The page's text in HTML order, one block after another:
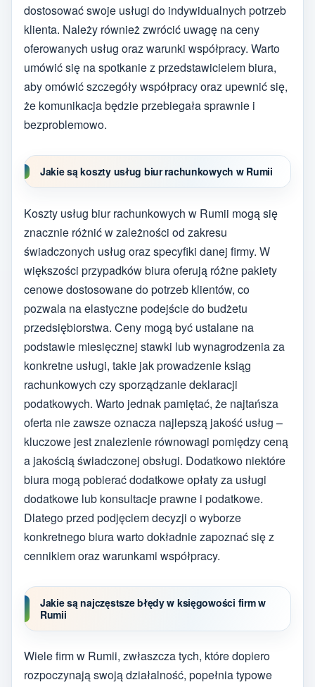
dostosować swoje usługi do indywidualnych potrzeb
klienta. Należy również zwrócić uwagę na ceny
oferowanych usług oraz warunki współpracy. Warto
umówić się na spotkanie z przedstawicielem biura,
aby omówić szczegóły współpracy oraz upewnić się,
że komunikacja będzie przebiegała sprawnie i
bezproblemowo.
Jakie są koszty usług biur rachunkowych w Rumii
Koszty usług biur rachunkowych w Rumii mogą się
znacznie różnić w zależności od zakresu
świadczonych usług oraz specyfiki danej firmy. W
większości przypadków biura oferują różne pakiety
cenowe dostosowane do potrzeb klientów, co
pozwala na elastyczne podejście do budżetu
przedsiębiorstwa. Ceny mogą być ustalane na
podstawie miesięcznej stawki lub wynagrodzenia za
konkretne usługi, takie jak prowadzenie ksiąg
rachunkowych czy sporządzanie deklaracji
podatkowych. Warto jednak pamiętać, że najtańsza
oferta nie zawsze oznacza najlepszą jakość usług –
kluczowe jest znalezienie równowagi pomiędzy ceną
a jakością świadczonej obsługi. Dodatkowo niektóre
biura mogą pobierać dodatkowe opłaty za usługi
dodatkowe lub konsultacje prawne i podatkowe.
Dlatego przed podjęciem decyzji o wyborze
konkretnego biura warto dokładnie zapoznać się z
cennikiem oraz warunkami współpracy.
Jakie są najczęstsze błędy w księgowości firm w
Rumii
Wiele firm w Rumii, zwłaszcza tych, które dopiero
rozpoczynają swoją działalność, popełnia typowe